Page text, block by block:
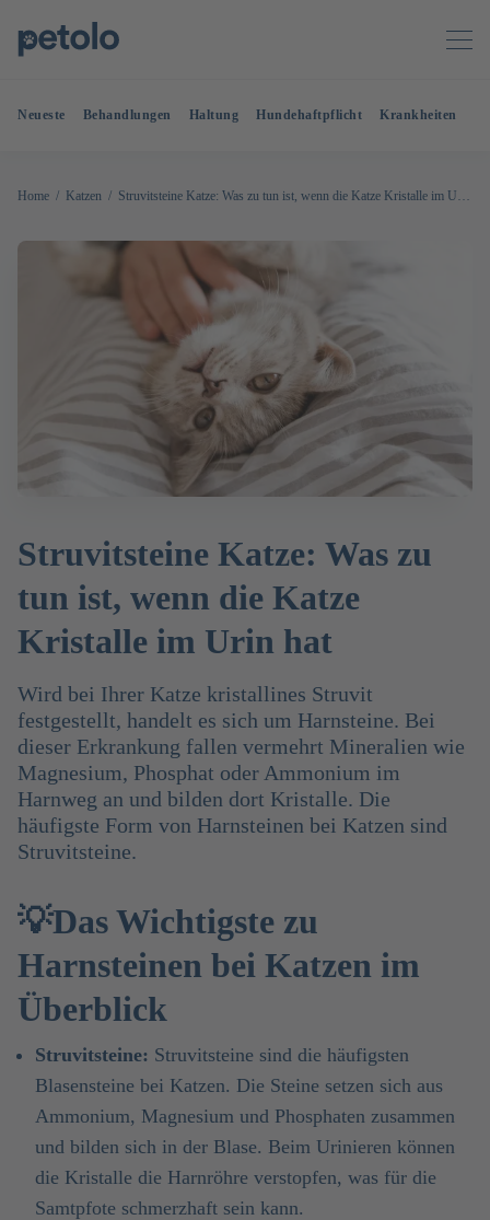
Neueste Behandlungen Haltung Hundehaftpflicht Krankheiten
Home Katzen Struvitsteine Katze: Was zu tun ist, wenn die Katze Kristalle im Urin hat
Struvitsteine Katze: Was zu
tun ist, wenn die Katze
Kristalle im Urin hat
Wird bei Ihrer Katze kristallines Struvit
festgestellt, handelt es sich um Harnsteine. Bei
dieser Erkrankung fallen vermehrt Mineralien wie
Magnesium, Phosphat oder Ammonium im
Harnweg an und bilden dort Kristalle. Die
häufigste Form von Harnsteinen bei Katzen sind
Struvitsteine.
💡Das Wichtigste zu
Harnsteinen bei Katzen im
Überblick
Struvitsteine: Struvitsteine sind die häufigsten
Blasensteine bei Katzen. Die Steine setzen sich aus
Ammonium, Magnesium und Phosphaten zusammen
und bilden sich in der Blase. Beim Urinieren können
die Kristalle die Harnröhre verstopfen, was für die
Samtpfote schmerzhaft sein kann.